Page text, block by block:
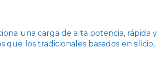
una carga de alta potencia, rápida
que los tradicionales basados en